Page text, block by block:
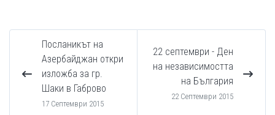
Посланикът на
Азербайджан откри
изложба за гр.
Шаки в Габрово
17 Септември 2015
22 септември - Ден
на независимостта
на България
22 Септември 2015